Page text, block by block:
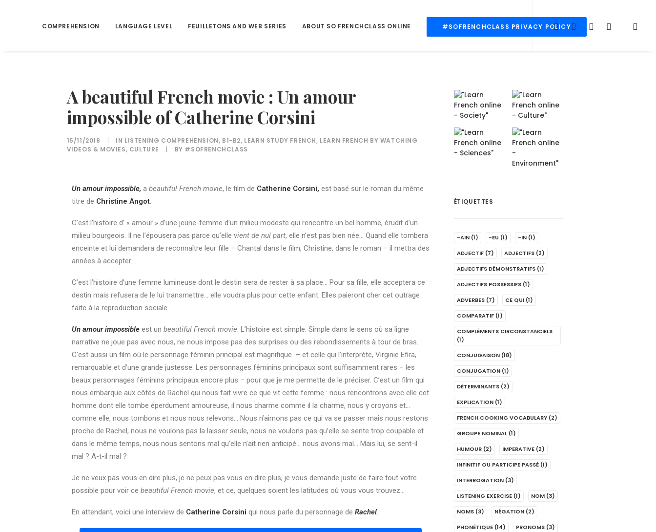
COMPREHENSION LANGUAGE LEVEL FEUILLETONS AND WEB SERIES ABOUT SO FRENCHCLASS ONLINE #SOFRENCHCLASS PRIVACY POLICY
A beautiful French movie : Un amour
impossible of Catherine Corsini
15/11/2018 | IN LISTENING COMPREHENSION, B1-B2, LEARN STUDY FRENCH, LEARN FRENCH BY WATCHING
VIDEOS & MOVIES, CULTURE | BY #SOFRENCHCLASS
Un amour impossible, a beautiful French movie, le film de Catherine Corsini, est basé sur le roman du même
titre de Christine Angot.
C’est l’histoire d’ « amour » d’une jeune-femme d’un milieu modeste qui rencontre un bel homme, érudit d’un
milieu bourgeois. Il ne l’épousera pas parce qu’elle vient de nul part, elle n’est pas bien née… Quand elle tombera
enceinte et lui demandera de reconnaître leur fille – Chantal dans le film, Christine, dans le roman – il mettra des
années à accepter…
C’est l’histoire d’une femme lumineuse dont le destin sera de rester à sa place… Pour sa fille, elle acceptera ce
destin mais refusera de le lui transmettre… elle voudra plus pour cette enfant. Elles paieront cher cet outrage
faite à la reproduction sociale.
Un amour impossibleest un beautiful French movie. L’histoire est simple. Simple dans le sens où sa ligne
narrative ne joue pas avec nous, ne nous impose pas des surprises ou des rebondissements à tour de bras.
C’est aussi un film où le personnage féminin principal est magnifique – et celle qui l’interprète, Virginie Efira,
remarquable et d’une grande justesse. Les personnages féminins principaux sont suffisamment rares – les
beaux personnages féminins principaux encore plus – pour que je me permette de le préciser. C’est un film qui
nous embarque aux côtés de Rachel qui nous fait vivre ce que vit cette femme : nous rencontrons avec elle cet
homme dont elle tombe éperdument amoureuse, il nous charme comme il la charme, nous y croyons et…
comme elle, nous tombons et nous nous relevons… Nous n’aimons pas ce qui va se passer mais nous restons
proche de Rachel, nous ne voulons pas la laisser seule, nous ne voulons pas qu’elle se sente trop coupable et
dans le même temps, nous nous sentons mal qu’elle n’ait rien anticipé… nous avons mal… Mais lui, se sent-il
mal ? A-t-il mal ?
Je ne veux pas vous en dire plus, je ne peux pas vous en dire plus, je vous demande juste de faire tout votre
possible pour voir ce beautiful French movie, et ce, quelques soient les latitudes où vous vous trouvez…
En attendant, voici une interview de Catherine Corsini qui nous parle du personnage de Rachel.
ÉTIQUETTES
-AIN(1) -EU (1) -IN(1)
ADJECTIF(7) ADJECTIFS(2)
ADJECTIFS DÉMONSTRATIFS(1)
ADJECTIFS POSSESSIFS(1)
ADVERBES(7) CE QUI(1)
COMPARATIF(1)
COMPLÉMENTS CIRCONSTANCIELS
(1)
CONJUGAISON(18)
CONJUGATION(1)
DÉTERMINANTS(2)
EXPLICATION(1)
FRENCH COOKING VOCABULARY(2)
GROUPE NOMINAL(1)
HUMOUR(2) IMPERATIVE(2)
INFINITIF OU PARTICIPE PASSÉ(1)
INTERROGATION(3)
LISTENING EXERCISE(1) NOM(3)
NOMS(3) NÉGATION(2)
PHONÉTIQUE(14) PRONOMS(3)